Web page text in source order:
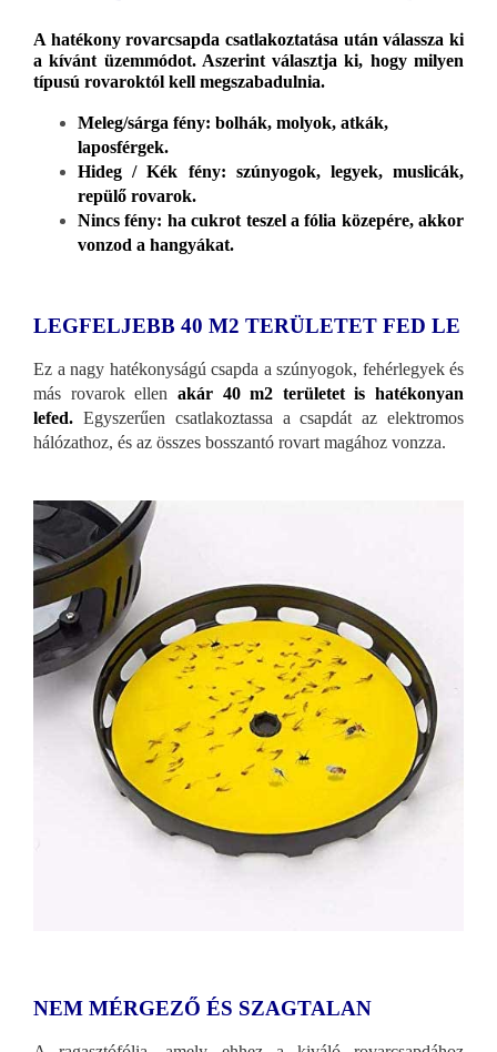
A hatékony rovarcsapda csatlakoztatása után válassza ki
a kívánt üzemmódot. Aszerint választja ki, hogy milyen
típusú rovaroktól kell megszabadulnia.
Meleg/sárga fény: bolhák, molyok, atkák,
laposférgek.
Hideg / Kék fény: szúnyogok, legyek, muslicák,
repülő rovarok.
Nincs fény: ha cukrot teszel a fólia közepére, akkor
vonzod a hangyákat.
LEGFELJEBB 40 M2 TERÜLETET FED LE
Ez a nagy hatékonyságú csapda a szúnyogok, fehérlegyek és
más rovarok ellen akár 40 m2 területet is hatékonyan
lefed. Egyszerűen csatlakoztassa a csapdát az elektromos
hálózathoz, és az összes bosszantó rovart magához vonzza.
NEM MÉRGEZŐ ÉS SZAGTALAN